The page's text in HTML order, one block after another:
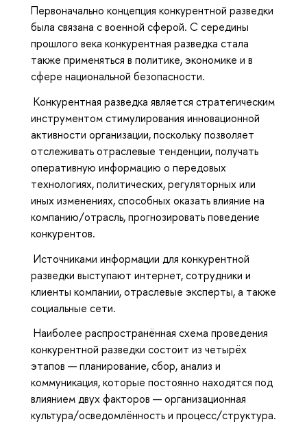
Первоначально концепция конкурентной разведки
была связана с военной сферой. С середины
прошлого века конкурентная разведка стала
также применяться в политике, экономике и в
сфере национальной безопасности.
Конкурентная разведка является стратегическим
инструментом стимулирования инновационной
активности организации, поскольку позволяет
отслеживать отраслевые тенденции, получать
оперативную информацию о передовых
технологиях, политических, регуляторных или
иных изменениях, способных оказать влияние на
компанию/отрасль, прогнозировать поведение
конкурентов.
Источниками информации для конкурентной
разведки выступают интернет, сотрудники и
клиенты компании, отраслевые эксперты, а также
социальные сети.
Наиболее распространённая схема проведения
конкурентной разведки состоит из четырёх
этапов — планирование, сбор, анализ и
коммуникация, которые постоянно находятся под
влиянием двух факторов — организационная
культура/осведомлённость и процесс/структура.